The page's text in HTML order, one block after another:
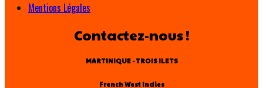
Mentions Légales
Contactez-nous !
MARTINIQUE - TROIS ILETS
French West Indies